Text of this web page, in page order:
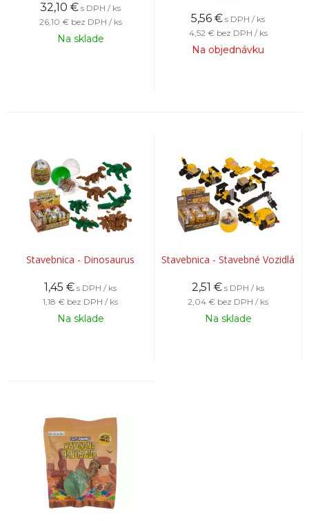
32,10 € s DPH / ks
26,10 € bez DPH / ks
Na sklade
5,56 € s DPH / ks
4,52 € bez DPH / ks
Na objednávku
Stavebnica - Dinosaurus
1,45 € s DPH / ks
1,18 € bez DPH / ks
Na sklade
Stavebnica - Stavebné Vozidlá
2,51 € s DPH / ks
2,04 € bez DPH / ks
Na sklade